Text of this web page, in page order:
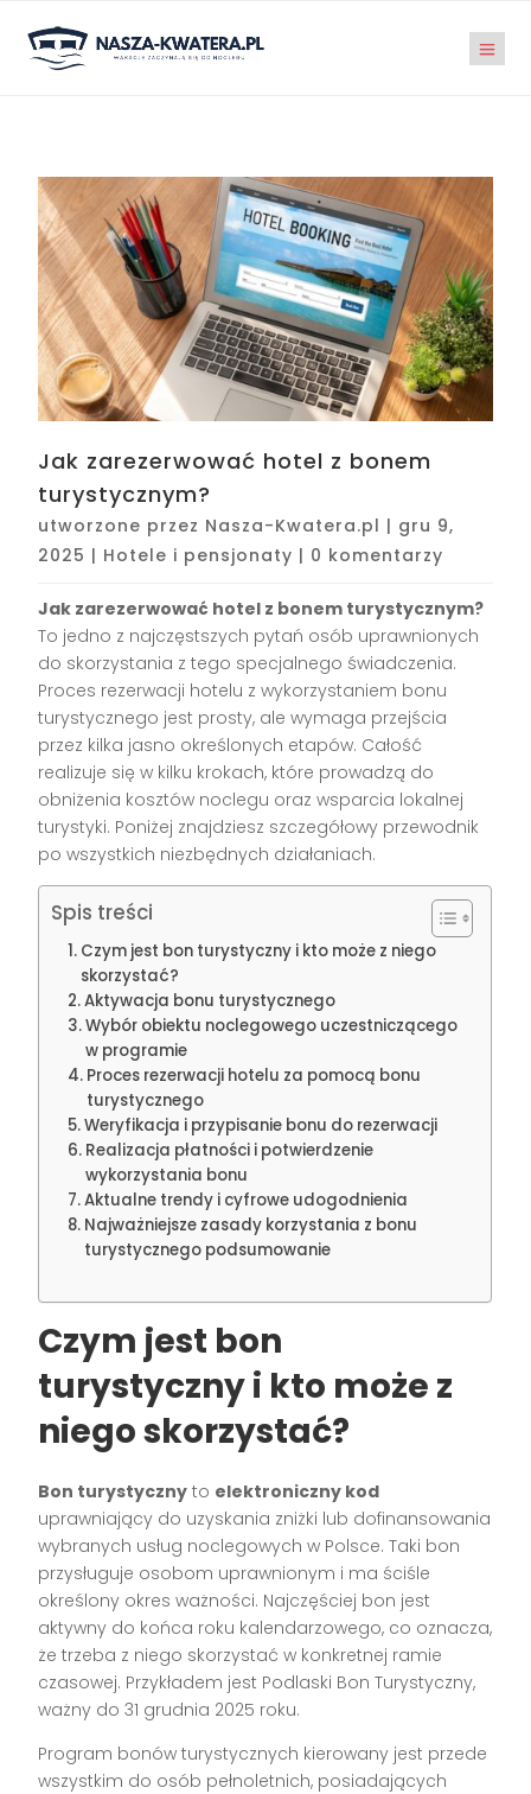
Jak zarezerwować hotel z bonem
turystycznym?
utworzone przez Nasza-Kwatera.pl | gru 9,
2025 | Hotele i pensjonaty | 0 komentarzy
Jak zarezerwować hotel z bonem turystycznym?
To jedno z najczęstszych pytań osób uprawnionych
do skorzystania z tego specjalnego świadczenia.
Proces rezerwacji hotelu z wykorzystaniem bonu
turystycznego jest prosty, ale wymaga przejścia
przez kilka jasno określonych etapów. Całość
realizuje się w kilku krokach, które prowadzą do
obniżenia kosztów noclegu oraz wsparcia lokalnej
turystyki. Poniżej znajdziesz szczegółowy przewodnik
po wszystkich niezbędnych działaniach.
Spis treści
Czym jest bon turystyczny i kto może z niego
skorzystać?
Aktywacja bonu turystycznego
Wybór obiektu noclegowego uczestniczącego
w programie
Proces rezerwacji hotelu za pomocą bonu
turystycznego
Weryfikacja i przypisanie bonu do rezerwacji
Realizacja płatności i potwierdzenie
wykorzystania bonu
Aktualne trendy i cyfrowe udogodnienia
Najważniejsze zasady korzystania z bonu
turystycznego podsumowanie
Czym jest bon
turystyczny i kto może z
niego skorzystać?
Bon turystyczny to elektroniczny kod
uprawniający do uzyskania zniżki lub dofinansowania
wybranych usług noclegowych w Polsce. Taki bon
przysługuje osobom uprawnionym i ma ściśle
określony okres ważności. Najczęściej bon jest
aktywny do końca roku kalendarzowego, co oznacza,
że trzeba z niego skorzystać w konkretnej ramie
czasowej. Przykładem jest Podlaski Bon Turystyczny,
ważny do 31 grudnia 2025 roku.
Program bonów turystycznych kierowany jest przede
wszystkim do osób pełnoletnich, posiadających